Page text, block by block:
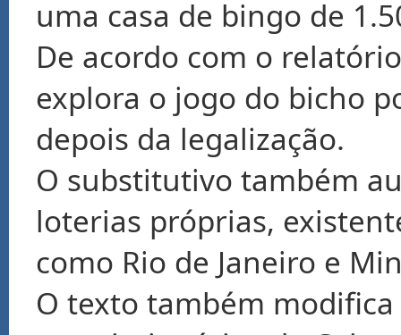
uma casa de bingo de
De acordo com o
explora o jogo do bicho
depois da legalização.
O substitutivo também
loterias próprias,
como Rio de Janeiro e
O texto também